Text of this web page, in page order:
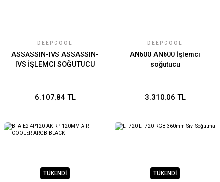
DEEPCOOL
ASSASSIN-IVS ASSASSIN-
IVS İŞLEMCI SOĞUTUCU
6.107,84 TL
DEEPCOOL
AN600 AN600 İşlemci
soğutucu
3.310,06 TL
TÜKENDİ TÜKENDİ